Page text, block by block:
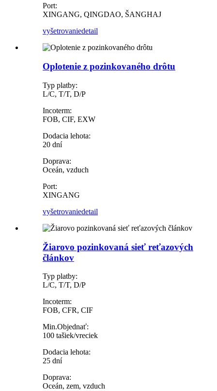
Port:
XINGANG, QINGDAO, ŠANGHAJ
vyšetrovaniedetail
Oplotenie z pozinkovaného drôtu
Typ platby:
L/C, T/T, D/P
Incoterm:
FOB, CIF, EXW
Dodacia lehota:
20 dní
Doprava:
Oceán, vzduch
Port:
XINGANG
vyšetrovaniedetail
Žiarovo pozinkovaná sieť reťazových
článkov
Typ platby:
L/C, T/T, D/P
Incoterm:
FOB, CFR, CIF
Min.Objednať:
100 tašiek/vreciek
Dodacia lehota:
25 dní
Doprava:
Oceán, zem, vzduch